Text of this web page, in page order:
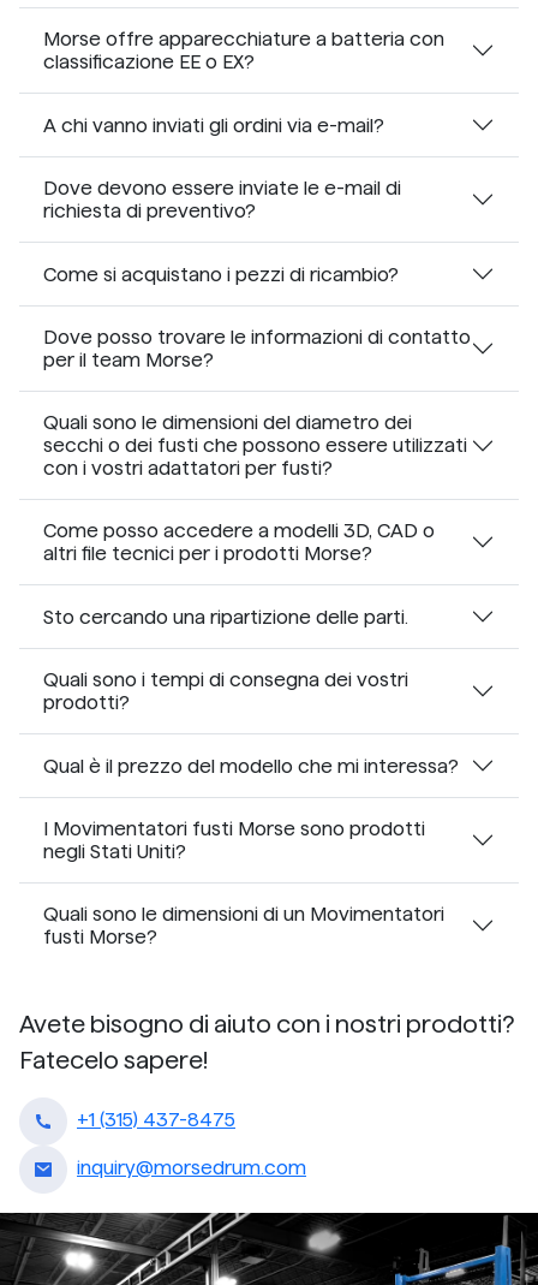
Morse offre apparecchiature a batteria con
classificazione EE o EX?
A chi vanno inviati gli ordini via e-mail?
Dove devono essere inviate le e-mail di
richiesta di preventivo?
Come si acquistano i pezzi di ricambio?
Dove posso trovare le informazioni di contatto
per il team Morse?
Quali sono le dimensioni del diametro dei
secchi o dei fusti che possono essere utilizzati
con i vostri adattatori per fusti?
Come posso accedere a modelli 3D, CAD o
altri file tecnici per i prodotti Morse?
Sto cercando una ripartizione delle parti.
Quali sono i tempi di consegna dei vostri
prodotti?
Qual è il prezzo del modello che mi interessa?
I Movimentatori fusti Morse sono prodotti
negli Stati Uniti?
Quali sono le dimensioni di un Movimentatori
fusti Morse?
Avete bisogno di aiuto con i nostri prodotti?
Fatecelo sapere!
+1 (315) 437-8475
inquiry@morsedrum.com